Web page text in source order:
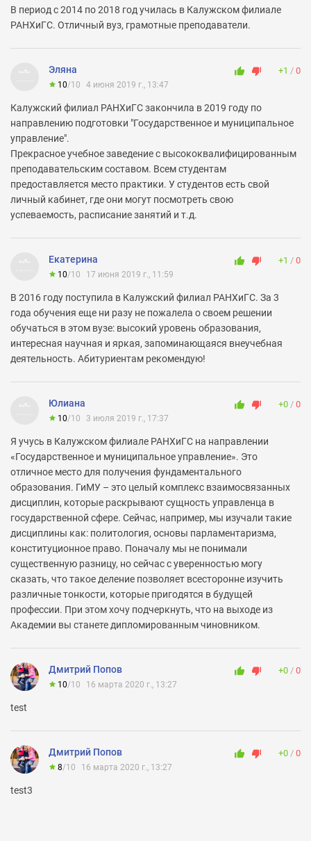
Медицинская диспансеризация:
Есть
Команда КВН:
Количество студентов:
200000
Количество преподавателей:
5000
Количество кандидатов наук:
В период с 2014 по 2018 год училась в Калужском филиале
РАНХиГС. Отличный вуз, грамотные преподаватели.
Эляна
10/10 4 июня 2019 г., 13:47
+1 0
Калужский филиал РАНХиГС закончила в 2019 году по
направлению подготовки "Государственное и муниципальное
управление".
Прекрасное учебное заведение с высококвалифицированным
преподавательским составом. Всем студентам
предоставляется место практики. У студентов есть свой
личный кабинет, где они могут посмотреть свою
успеваемость, расписание занятий и т.д.
Екатерина
10/10 17 июня 2019 г., 11:59
+1 0
В 2016 году поступила в Калужский филиал РАНХиГС. За 3
года обучения еще ни разу не пожалела о своем решении
обучаться в этом вузе: высокий уровень образования,
интересная научная и яркая, запоминающаяся внеучебная
деятельность. Абитуриентам рекомендую!
Юлиана
10/10 3 июля 2019 г., 17:37
+0 0
Я учусь в Калужском филиале РАНХиГС на направлении
«Государственное и муниципальное управление». Это
отличное место для получения фундаментального
образования. ГиМУ – это целый комплекс взаимосвязанных
дисциплин, которые раскрывают сущность управленца в
государственной сфере. Сейчас, например, мы изучали такие
дисциплины как: политология, основы парламентаризма,
конституционное право. Поначалу мы не понимали
существенную разницу, но сейчас с уверенностью могу
сказать, что такое деление позволяет всесторонне изучить
различные тонкости, которые пригодятся в будущей
профессии. При этом хочу подчеркнуть, что на выходе из
Академии вы станете дипломированным чиновником.
Дмитрий Попов
10/10 16 марта 2020 г., 13:27
+0 0
test
Дмитрий Попов
8/10 16 марта 2020 г., 13:27
+0 0
test3